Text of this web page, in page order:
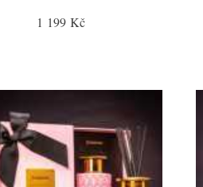
1 199 Kč